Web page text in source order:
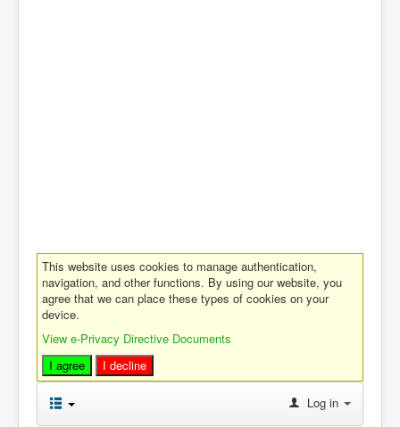
This website uses cookies to manage authentication,
navigation, and other functions. By using our website, you
agree that we can place these types of cookies on your
device.
View e-Privacy Directive Documents
I agree
I decline
Log in